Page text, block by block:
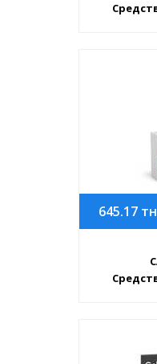
645.17